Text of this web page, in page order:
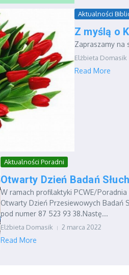
Aktualności
Z myślą o
Zapraszamy na
Elżbieta Domasik
Read More
Aktualności Poradni
Otwarty Dzień Badań
W ramach profilaktyki PCWE/
Otwarty Dzień Przesiewowych Badań
pod numer 87 523 93 38.Nastę...
Elżbieta Domasik 2 marca 2022
Read More